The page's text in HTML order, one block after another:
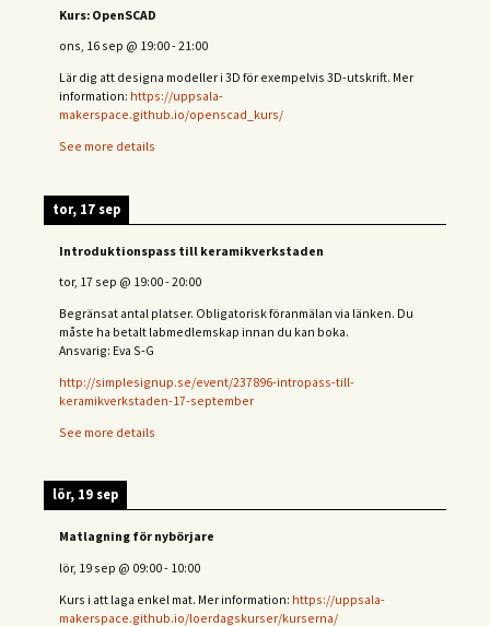
Kurs: OpenSCAD
ons, 16 sep @ 19:00-21:00
Lär dig att designa modeller i 3D för exempelvis 3D-utskrift. Mer
information: https://uppsala-
makerspace.github.io/openscad_kurs/
See more details
tor, 17 sep
Introduktionspass till keramikverkstaden
tor, 17 sep @ 19:00-20:00
Begränsat antal platser. Obligatorisk föranmälan via länken. Du
måste ha betalt labmedlemskap innan du kan boka.
Ansvarig: Eva S-G
http://simplesignup.se/event/237896-intropass-till-
keramikverkstaden-17-september
See more details
lör, 19 sep
Matlagning för nybörjare
lör, 19 sep @ 09:00- 10:00
Kurs i att laga enkel mat. Mer information: https://uppsala-
makerspace.github.io/loerdagskurser/kurserna/